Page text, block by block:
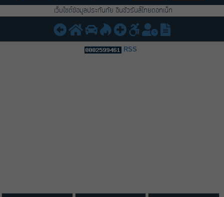
เว็บไซต์ข้อมูลประกันภัย อินชัวรันส์ไทยดอทเน็ท
RSS